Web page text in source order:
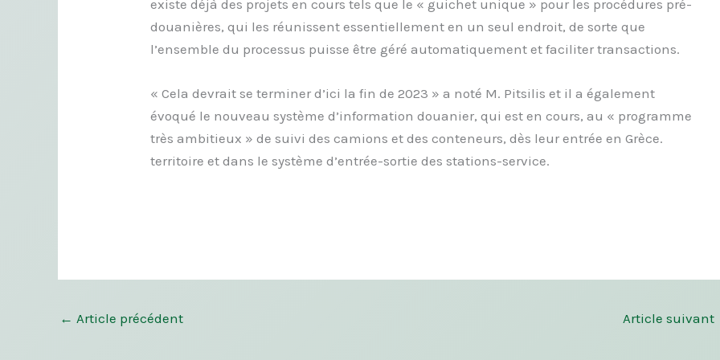
existe déjà des projets en cours tels que le « guichet unique » pour les procédures pré-
douanières, qui les réunissent essentiellement en un seul endroit, de sorte que
l’ensemble du processus puisse être géré automatiquement et faciliter transactions.
« Cela devrait se terminer d’ici la fin de 2023 » a noté M. Pitsilis et il a également
évoqué le nouveau système d’information douanier, qui est en cours, au « programme
très ambitieux » de suivi des camions et des conteneurs, dès leur entrée en Grèce.
territoire et dans le système d’entrée-sortie des stations-service.
← Article précédent Article suivant